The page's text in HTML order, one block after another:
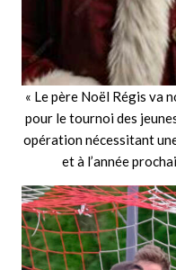
« Le père Noël Régis va
pour le tournoi des
opération nécessitant
et à l’année